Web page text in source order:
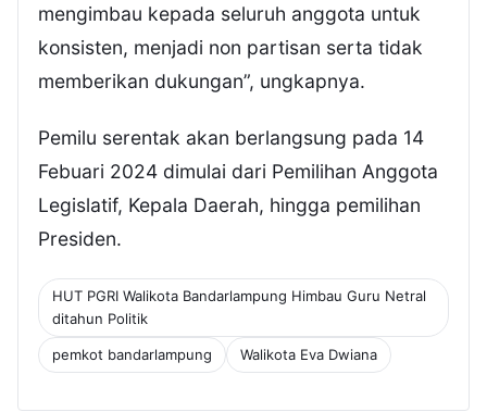
mengimbau kepada seluruh anggota untuk
konsisten, menjadi non partisan serta tidak
memberikan dukungan”, ungkapnya.
Pemilu serentak akan berlangsung pada 14
Febuari 2024 dimulai dari Pemilihan Anggota
Legislatif, Kepala Daerah, hingga pemilihan
Presiden.
HUT PGRI Walikota Bandarlampung Himbau Guru Netral
ditahun Politik
pemkot bandarlampung Walikota Eva Dwiana